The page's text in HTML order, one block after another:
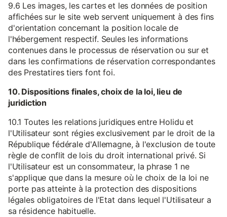
9.6 Les images, les cartes et les données de position
affichées sur le site web servent uniquement à des fins
d'orientation concernant la position locale de
l'hébergement respectif. Seules les informations
contenues dans le processus de réservation ou sur et
dans les confirmations de réservation correspondantes
des Prestatires tiers font foi.
10. Dispositions finales, choix de la loi, lieu de
juridiction
10.1 Toutes les relations juridiques entre Holidu et
l'Utilisateur sont régies exclusivement par le droit de la
République fédérale d'Allemagne, à l'exclusion de toute
règle de conflit de lois du droit international privé. Si
l'Utilisateur est un consommateur, la phrase 1 ne
s'applique que dans la mesure où le choix de la loi ne
porte pas atteinte à la protection des dispositions
légales obligatoires de l'Etat dans lequel l'Utilisateur a
sa résidence habituelle.